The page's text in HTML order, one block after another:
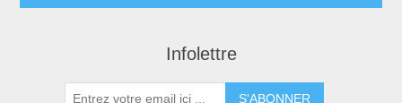
Infolettre
S'ABONNER